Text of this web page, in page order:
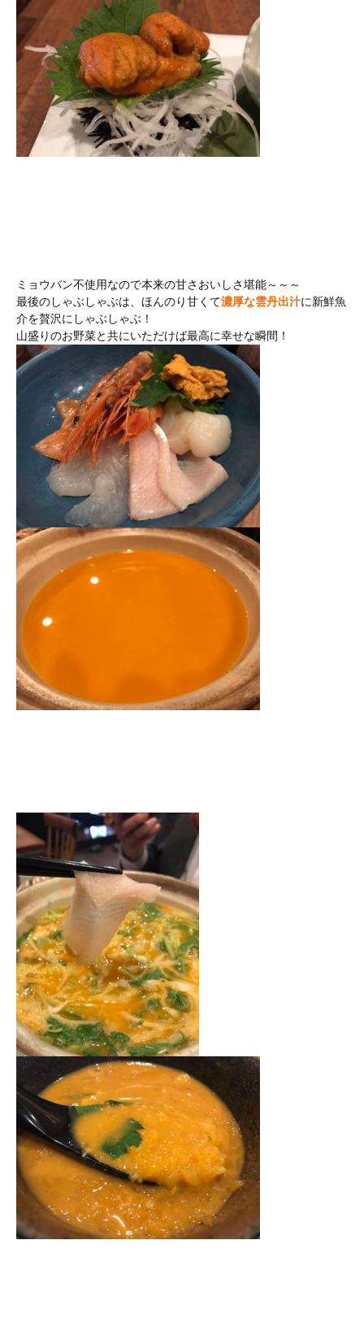
ミョウバン不使用なので本来の甘さおいしさ堪能～～～
最後のしゃぶしゃぶは、ほんのり甘くて濃厚な雲丹出汁に新鮮魚
介を贅沢にしゃぶしゃぶ！
山盛りのお野菜と共にいただけば最高に幸せな瞬間！